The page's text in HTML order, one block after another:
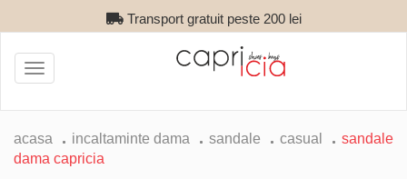
Transport gratuit peste 200 lei
Toggle
navigation
acasa incaltaminte dama sandale casual
sandale
dama capricia